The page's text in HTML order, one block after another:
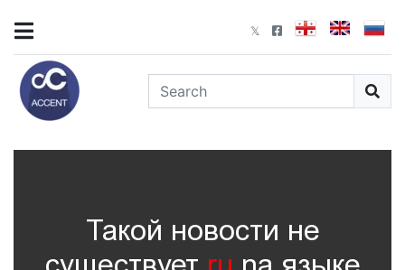
Такой новости не